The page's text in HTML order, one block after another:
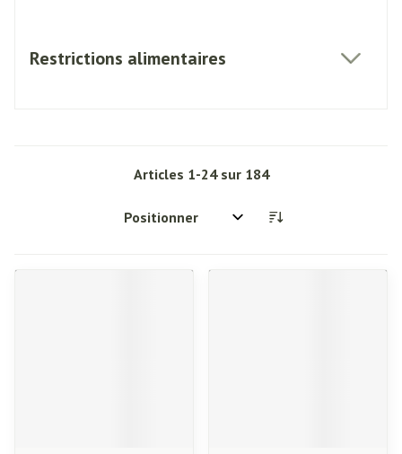
Restrictions alimentaires
Articles 1-24sur 184
Trier par: